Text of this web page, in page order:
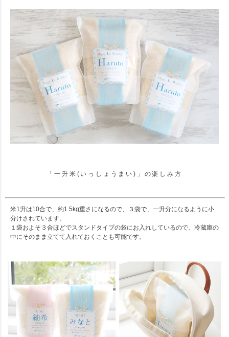
「一升米(いっしょうまい)」の楽しみ方
米1升は10合で、約1.5kg重さになるので、３袋で、一升分になるように小
分けされています。
１袋およそ３合ほどでスタンドタイプの袋にお入れしているので、冷蔵庫の
中にそのまま立てて入れておくことも可能です。